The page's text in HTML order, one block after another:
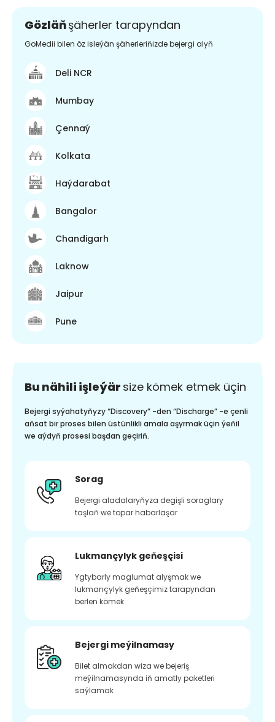
Gözläňşäherler tarapyndan
GoMedii bilen öz isleýän şäherleriňizde bejergi alyň
Deli NCR
Mumbay
Çennaý
Kolkata
Haýdarabat
Bangalor
Chandigarh
Laknow
Jaipur
Pune
Bu nähili işleýär size kömek etmek üçin
Bejergi syýahatyňyzy “Discovery” -den “Discharge” -e çenli
aňsat bir proses bilen üstünlikli amala aşyrmak üçin ýeňil
we aýdyň prosesi başdan geçiriň.
Sorag
Bejergi aladalaryňyza degişli soraglary
taşlaň we topar habarlaşar
Lukmançylyk geňeşçisi
Ygtybarly maglumat alyşmak we
lukmançylyk geňeşçimiz tarapyndan
berlen kömek
Bejergi meýilnamasy
Bilet almakdan wiza we bejeriş
meýilnamasynda iň amatly paketleri
saýlamak